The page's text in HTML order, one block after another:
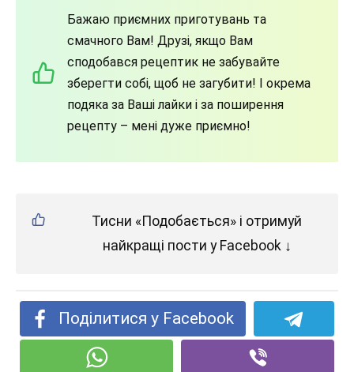
Бажаю приємних приготувань та
смачного Вам! Друзі, якщо Вам
сподобався рецептик не забувайте
зберегти собі, щоб не загубити! І окрема
подяка за Ваші лайки і за поширення
рецепту – мені дуже приємно!
Тисни «Подобається» і отримуй
найкращі пости у Facebook ↓
Поділитися у Facebook